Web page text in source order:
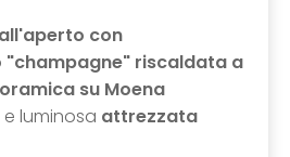
con
"champagne" riscaldata a
su Moena
luminosa attrezzata